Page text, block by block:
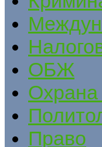
ОБЖ
Охрана
Право